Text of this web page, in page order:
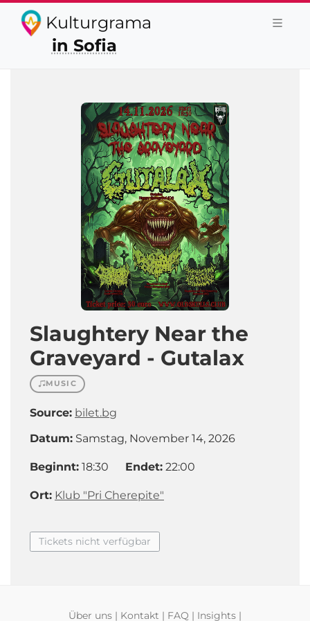
Kulturgrama
in Sofia
Slaughtery Near the
Graveyard - Gutalax
MUSIC
Source: bilet.bg
Datum: Samstag, November 14, 2026
Beginnt: 18:30 Endet: 22:00
Ort: Klub "Pri Cherepite"
Tickets nicht verfügbar
Über uns | Kontakt | FAQ | Insights |